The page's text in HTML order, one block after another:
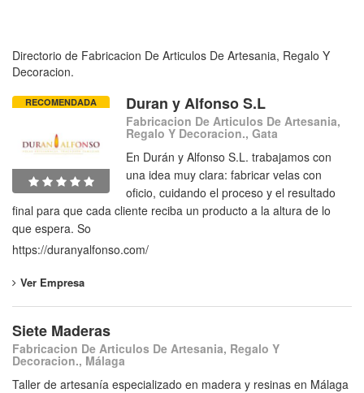
Directorio de Fabricacion De Articulos De Artesania, Regalo Y
Decoracion.
RECOMENDADA Duran y Alfonso S.L
Fabricacion De Articulos De Artesania,
Regalo Y Decoracion., Gata
En Durán y Alfonso S.L. trabajamos con
una idea muy clara: fabricar velas con
oficio, cuidando el proceso y el resultado
final para que cada cliente reciba un producto a la altura de lo
que espera. So
https://duranyalfonso.com/
Ver Empresa
Siete Maderas
Fabricacion De Articulos De Artesania, Regalo Y
Decoracion., Málaga
Taller de artesanía especializado en madera y resinas en Málaga